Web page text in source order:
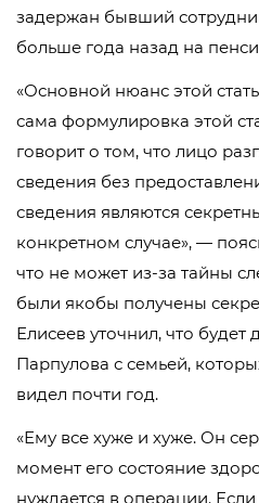
задержан бывший
больше года назад на
«Основной нюанс этой
сама формулировка этой
говорит о том, что лицо
сведения без
сведения являются
конкретном случае», —
что не может из-за тайны
были якобы получены
Елисеев уточнил, что будет
Парпулова с семьей,
видел почти год.
«Ему все хуже и хуже. Он
момент его состояние
нуждается в операции.